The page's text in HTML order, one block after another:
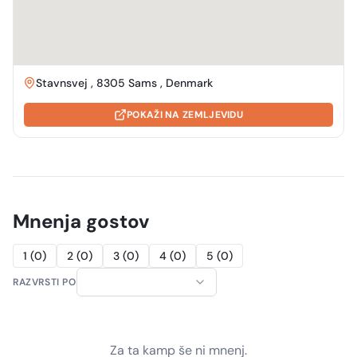
Stavnsvej , 8305 Sams , Denmark
POKAŽI NA ZEMLJEVIDU
Mnenja gostov
1 (0) 2 (0) 3 (0) 4 (0) 5 (0)
RAZVRSTI PO
Za ta kamp še ni mnenj.